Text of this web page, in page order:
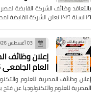
٢٦ لسنة ٢٠٢٦ تعلن الشركة القابضة لمصر للطي…
03 أغسطس 2026
العام الجامعي 2027/2026
المصرية للعلوم والتكنولوجيا عن فتح